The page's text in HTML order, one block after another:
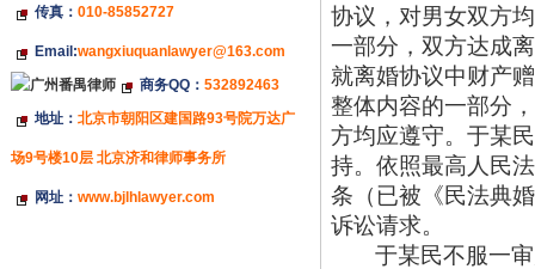
传真： 010-85852727
Email:wangxiuquanlawyer@163.com
商务QQ： 532892463
地址： 北京市朝阳区建国路93号院万达广
场9号楼10层 北京济和律师事务所
网址： www.bjlhlawyer.com
协议，对男女双方
一部分，双方达成
就离婚协议中财产
整体内容的一部分
方均应遵守。于某
持。依照最高人民
条（已被《民法典
诉讼请求。
于某民不服一